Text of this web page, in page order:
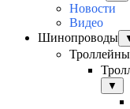
Новости
Видео
Шинопроводы
▼